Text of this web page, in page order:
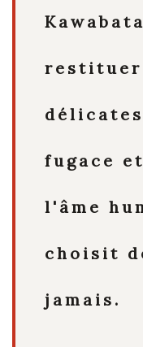
restituer
fugace
l'âme
choisit
jamais.